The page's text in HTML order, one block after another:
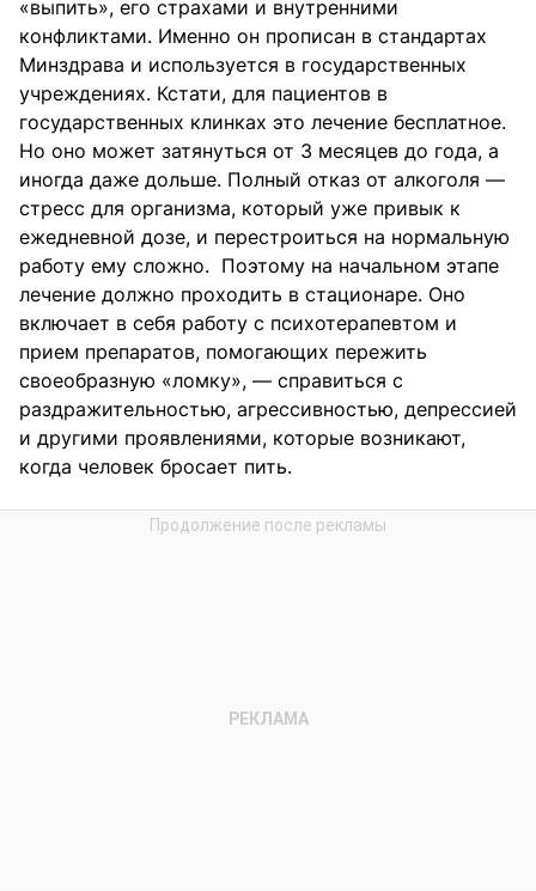
«выпить», его страхами и внутренними
конфликтами. Именно он прописан в стандартах
Минздрава и используется в государственных
учреждениях. Кстати, для пациентов в
государственных клинках это лечение бесплатное.
Но оно может затянуться от 3 месяцев до года, а
иногда даже дольше. Полный отказ от алкоголя —
стресс для организма, который уже привык к
ежедневной дозе, и перестроиться на нормальную
работу ему сложно. Поэтому на начальном этапе
лечение должно проходить в стационаре. Оно
включает в себя работу с психотерапевтом и
прием препаратов, помогающих пережить
своеобразную «ломку», — справиться с
раздражительностью, агрессивностью, депрессией
и другими проявлениями, которые возникают,
когда человек бросает пить.